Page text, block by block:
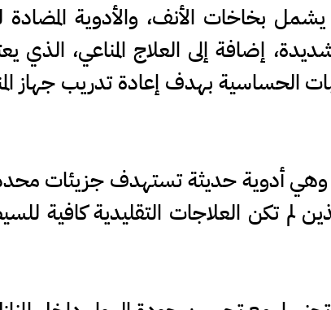
بخاخات الأنف، والأدوية المضادة
إضافة إلى العلاج المناعي، الذي
بهدف إعادة تدريب جهاز
وهي أدوية حديثة تستهدف جزيئات
لم تكن العلاجات التقليدية كافية